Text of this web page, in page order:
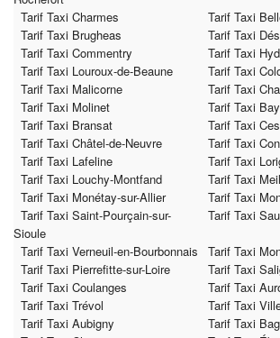
Tarif Taxi Charmes
Tarif Taxi
Tarif Taxi Brugheas
Tarif Taxi
Tarif Taxi Commentry
Tarif Taxi
Tarif Taxi Louroux-de-Beaune
Tarif Taxi
Tarif Taxi Malicorne
Tarif Taxi
Tarif Taxi Molinet
Tarif Taxi
Tarif Taxi Bransat
Tarif Taxi
Tarif Taxi Châtel-de-Neuvre
Tarif Taxi
Tarif Taxi Lafeline
Tarif Taxi
Tarif Taxi Louchy-Montfand
Tarif Taxi
Tarif Taxi Monétay-sur-Allier
Tarif Taxi
Tarif Taxi Saint-Pourçain-sur-
Sioule
Tarif Taxi
Tarif Taxi Verneuil-en-Bourbonnais
Tarif Taxi
Tarif Taxi Pierrefitte-sur-Loire
Tarif Taxi
Tarif Taxi Coulanges
Tarif Taxi
Tarif Taxi Trévol
Tarif Taxi
Tarif Taxi Aubigny
Tarif Taxi